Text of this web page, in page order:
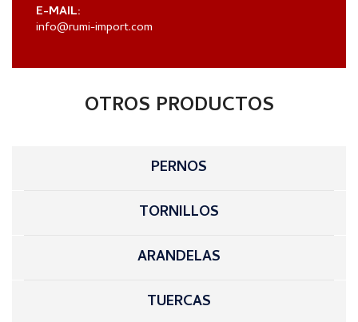
E-MAIL:
info@rumi-import.com
OTROS PRODUCTOS
PERNOS
TORNILLOS
ARANDELAS
TUERCAS